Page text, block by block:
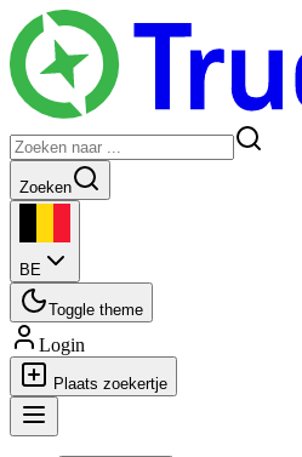
Zoeken
BE
Toggle theme
Login
Plaats zoekertje